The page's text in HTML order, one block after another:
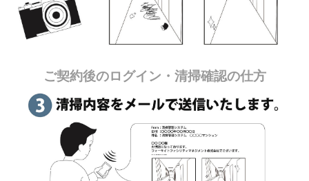
ご契約後のログイン・清掃確認の仕方